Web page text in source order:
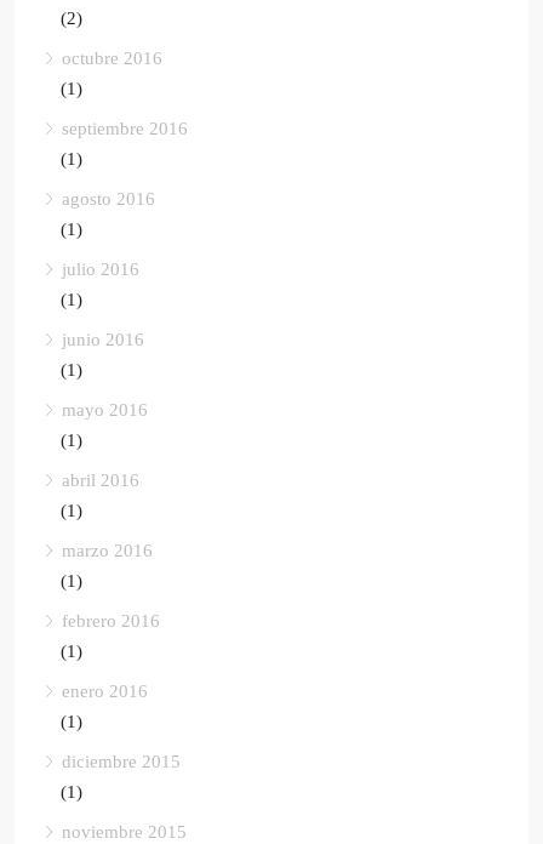
(2)
octubre 2016
(1)
septiembre 2016
(1)
agosto 2016
(1)
julio 2016
(1)
junio 2016
(1)
mayo 2016
(1)
abril 2016
(1)
marzo 2016
(1)
febrero 2016
(1)
enero 2016
(1)
diciembre 2015
(1)
noviembre 2015